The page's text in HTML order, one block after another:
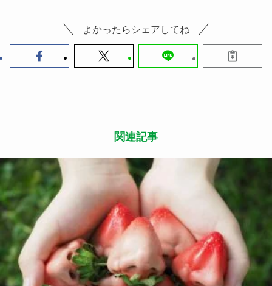
よかったらシェアしてね
関連記事